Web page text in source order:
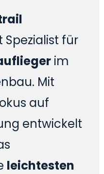
Spezialist für
im
Mit
auf
entwickelt
leichtesten